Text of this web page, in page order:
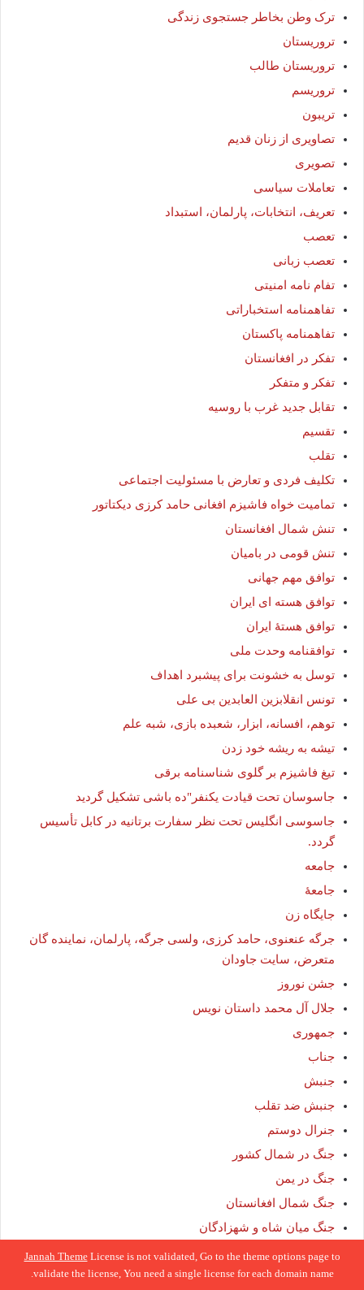
Jannah ThemeLicense is not validated, Go to the theme options page to
validate the license, You need a single license for each domain name.
ترک وطن بخاطر جستجوی زندگی
تروریستان
تروریستان طالب
تروریسم
تریبون
تصاویری از زنان قدیم
تصویری
تعاملات سیاسی
تعریف، انتخابات، پارلمان، استبداد
تعصب
تعصب زبانی
تفام نامه امنیتی
تفاهمنامه استخباراتی
تفاهمنامه پاکستان
تفکر در افغانستان
تفکر و متفکر
تقابل جدید غرب با روسیه
تقسیم
تقلب
تکلیف فردی و تعارض با مسئولیت اجتماعی
تمامیت خواه فاشیزم افغانی حامد کرزی دیکتاتور
تنش شمال افغانستان
تنش قومی در بامیان
توافق مهم جهانی
توافق هسته ای ایران
توافق هستۀ ایران
توافقنامه وحدت ملی
توسل به خشونت برای پیشبرد اهداف
تونس انقلابزین العابدین بی علی
توهم، افسانه، ابزار، شعبده بازی، شبه علم
تیشه به ریشه خود زدن
تیغ فاشیزم بر گلوی شناسنامه برقی
جاسوسان تحت قیادت یکنفر"ده باشی تشکیل گردید
جاسوسی انگلیس تحت نظر سفارت برتانیه در کابل تأسیس
گردد.
جامعه
جامعۀ
جایگاه زن
جرگه عنعنوی، حامد کرزی، ولسی جرگه، پارلمان، نماینده گان
متعرض، سایت جاودان
جشن نوروز
جلال آل محمد داستان نویس
جمهوری
جناب
جنبش
جنبش ضد تقلب
جنرال دوستم
جنگ در شمال کشور
جنگ در یمن
جنگ شمال افغانستان
جنگ میان شاه و شهزادگان
جنوب افغانستان
جهاد